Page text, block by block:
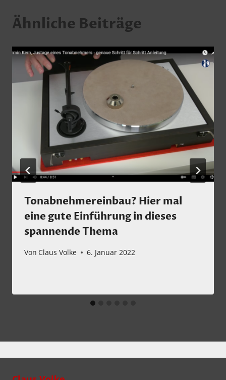
Ähnliche Beiträge
Tonabnehmereinbau? Hier mal
eine gute Einführung in dieses
spannende Thema
Von Claus Volke 6. Januar 2022